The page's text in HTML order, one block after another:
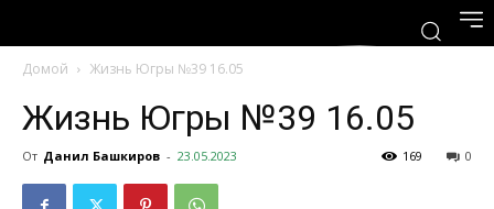
Домой Жизнь Югры №39 16.05
Жизнь Югры №39 16.05
От Данил Башкиров - 23.05.2023 0
169